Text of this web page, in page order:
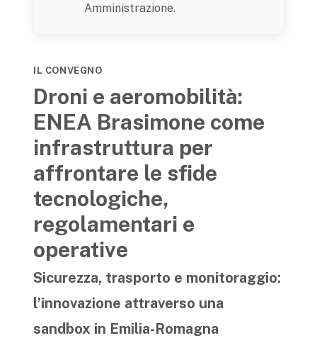
Amministrazione.
IL CONVEGNO
Droni e aeromobilità:
ENEA Brasimone come
infrastruttura per
affrontare le sfide
tecnologiche,
regolamentari e
operative
Sicurezza, trasporto e monitoraggio:
l’innovazione attraverso una
sandbox in Emilia-Romagna